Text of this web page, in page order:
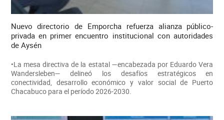
Nuevo directorio de Emporcha refuerza alianza público-
privada en primer encuentro institucional con autoridades
de Aysén
•La mesa directiva de la estatal —encabezada por Eduardo Vera
Wandersleben— delineó los desafíos estratégicos en
conectividad, desarrollo económico y valor social de Puerto
Chacabuco para el período 2026-2030.